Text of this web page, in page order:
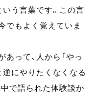
いう言葉です。この言
でもよく覚えていま
って、人から「やっ
逆にやりたくなくなる
中で語られた体験談か